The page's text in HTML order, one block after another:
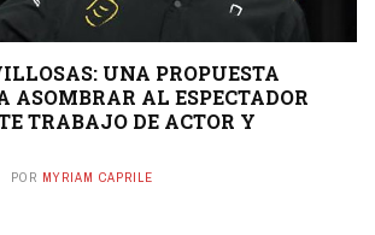
UNA PROPUESTA
ASOMBRAR AL ESPECTADOR
TRABAJO DE ACTOR Y
POR MYRIAM CAPRILE